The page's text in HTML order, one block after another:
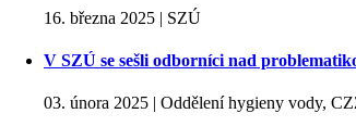
16. března 2025 | SZÚ
V SZÚ se sešli odborníci nad
03. února 2025 | Oddělení hygieny vody,